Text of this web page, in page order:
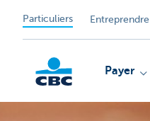
Particuliers Entreprendre
Payer